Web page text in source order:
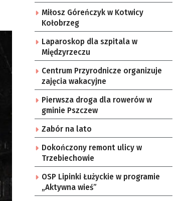
Miłosz Góreńczyk w Kotwicy
Kołobrzeg
Laparoskop dla szpitala w
Międzyrzeczu
Centrum Przyrodnicze organizuje
zajęcia wakacyjne
Pierwsza droga dla rowerów w
gminie Pszczew
Zabór na lato
Dokończony remont ulicy w
Trzebiechowie
OSP Lipinki Łużyckie w programie
„Aktywna wieś”